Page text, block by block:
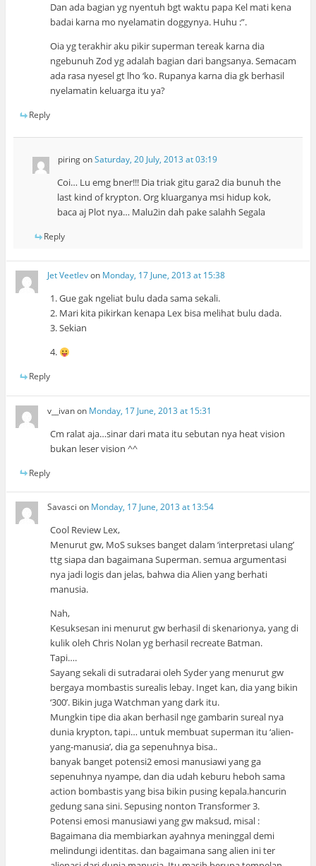
Dan ada bagian yg nyentuh bgt waktu papa Kel mati kena
badai karna mo nyelamatin doggynya. Huhu :”.
Oia yg terakhir aku pikir superman tereak karna dia
ngebunuh Zod yg adalah bagian dari bangsanya. Semacam
ada rasa nyesel gt lho ‘ko. Rupanya karna dia gk berhasil
nyelamatin keluarga itu ya?
Reply
piringonSaturday, 20 July, 2013 at 03:19
Coi… Lu emg bner!!! Dia triak gitu gara2 dia bunuh the
last kind of krypton. Org kluarganya msi hidup kok,
baca aj Plot nya… Malu2in dah pake salahh Segala
Reply
Jet Veetlevon Monday, 17 June, 2013 at 15:38
1. Gue gak ngeliat bulu dada sama sekali.
2. Mari kita pikirkan kenapa Lex bisa melihat bulu dada.
3. Sekian
4.
Reply
v__ivanon Monday, 17 June, 2013 at 15:31
Cm ralat aja…sinar dari mata itu sebutan nya heat vision
bukan leser vision ^^
Reply
Savasci on Monday, 17 June, 2013 at 13:54
Cool Review Lex,
Menurut gw, MoS sukses banget dalam ‘interpretasi ulang’
ttg siapa dan bagaimana Superman. semua argumentasi
nya jadi logis dan jelas, bahwa dia Alien yang berhati
manusia.
Nah,
Kesuksesan ini menurut gw berhasil di skenarionya, yang di
kulik oleh Chris Nolan yg berhasil recreate Batman.
Tapi….
Sayang sekali di sutradarai oleh Syder yang menurut gw
bergaya mombastis surealis lebay. Inget kan, dia yang bikin
‘300’. Bikin juga Watchman yang dark itu.
Mungkin tipe dia akan berhasil nge gambarin sureal nya
dunia krypton, tapi… untuk membuat superman itu ‘alien-
yang-manusia’, dia ga sepenuhnya bisa..
banyak banget potensi2 emosi manusiawi yang ga
sepenuhnya nyampe, dan dia udah keburu heboh sama
action bombastis yang bisa bikin pusing kepala.hancurin
gedung sana sini. Sepusing nonton Transformer 3.
Potensi emosi manusiawi yang gw maksud, misal :
Bagaimana dia membiarkan ayahnya meninggal demi
melindungi identitas. dan bagaimana sang alien ini ter